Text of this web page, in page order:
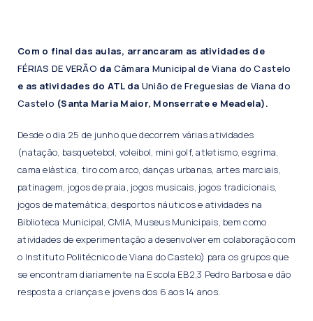
Com o final das aulas, arrancaram as atividades de
FÉRIAS DE VERÃO da Câmara Municipal de Viana do Castelo
e as atividades do ATL da União de Freguesias de Viana do
Castelo (Santa Maria Maior, Monserrate e Meadela).
Desde o dia 25 de junho que decorrem várias atividades
(natação, basquetebol, voleibol, mini golf, atletismo, esgrima,
cama elástica, tiro com arco, danças urbanas, artes marciais,
patinagem, jogos de praia, jogos musicais, jogos tradicionais,
jogos de matemática, desportos náuticos e atividades na
Biblioteca Municipal, CMIA, Museus Municipais, bem como
atividades de experimentação a desenvolver em colaboração com
o Instituto Politécnico de Viana do Castelo) para os grupos que
se encontram diariamente na Escola EB2,3 Pedro Barbosa e dão
resposta a crianças e jovens dos 6 aos 14 anos.